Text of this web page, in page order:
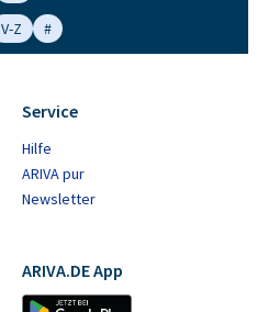
V-Z #
Service
Hilfe
ARIVA pur
Newsletter
ARIVA.DE App